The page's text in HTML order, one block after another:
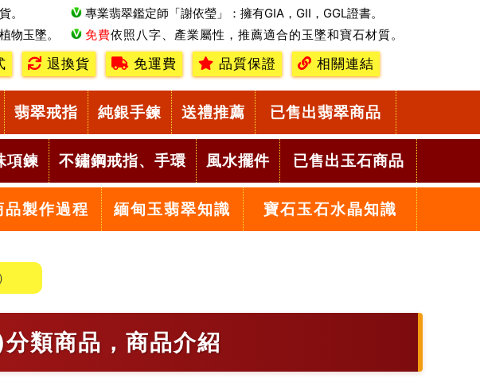
。
專業翡翠鑑定師「謝依瑩」：擁有GIA，GII，GGL證書。
物玉墜。
免費依照八字、產業屬性，推薦適合的玉墜和寶石材質。
退換貨 免運費 品質保證 相關連結
翡翠戒指 純銀手鍊 送禮推薦 已售出翡翠商品
項鍊 不鏽鋼戒指、手環 風水擺件 已售出玉石商品
製作過程 緬甸玉翡翠知識 寶石玉石水晶知識
類商品，商品介紹